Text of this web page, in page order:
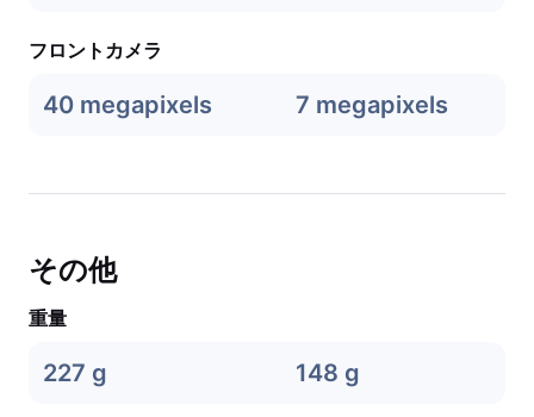
フロントカメラ
40 megapixels 7 megapixels
その他
重量
227 g 148 g